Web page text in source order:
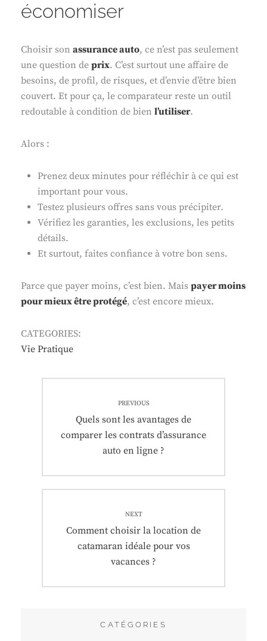
économiser
Choisir son assurance auto, ce n’est pas seulement
une question de prix. C’est surtout une affaire de
besoins, de profil, de risques, et d’envie d’être bien
couvert. Et pour ça, le comparateur reste un outil
redoutable à condition de bien l’utiliser.
Alors :
Prenez deux minutes pour réfléchir à ce qui est
important pour vous.
Testez plusieurs offres sans vous précipiter.
Vérifiez les garanties, les exclusions, les petits
détails.
Et surtout, faites confiance à votre bon sens.
Parce que payer moins, c’est bien. Mais payer moins
pour mieux être protégé, c’est encore mieux.
CATEGORIES:
Vie Pratique
l’article
PREVIOUS
Previous
post:
Quels sont les avantages de
comparer les contrats d’assurance
auto en ligne ?
NEXT
Next
post:
Comment choisir la location de
catamaran idéale pour vos
vacances ?
CATÉGORIES